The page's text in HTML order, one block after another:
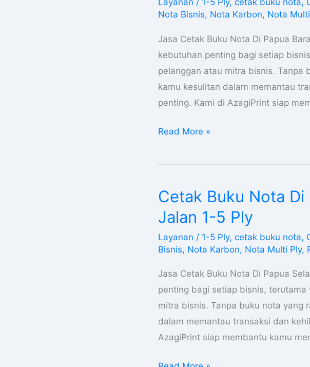
Layanan / 1-5 Ply, cetak buku nota,
Nota Bisnis, Nota Karbon, Nota
Jasa Cetak Buku Nota Di Papua
kebutuhan penting bagi setiap
pelanggan atau mitra bisnis. Tanpa
kamu kesulitan dalam memantau
penting. Kami di AzagiPrint siap
Di
Barat
Daya
Kwitansi
Surat
Jalan
5
Read More »
Cetak Buku Nota
Jalan 1-5 Ply
Layanan / 1-5 Ply, cetak buku nota,
Bisnis, Nota Karbon, Nota Multi Ply,
Jasa Cetak Buku Nota Di Papua
penting bagi setiap bisnis,
mitra bisnis. Tanpa buku nota yang
dalam memantau transaksi dan
AzagiPrint siap membantu kamu
Cetak
Buku
Nota
Di
Papua
Selatan
Kwitansi
Surat
Jalan
1-